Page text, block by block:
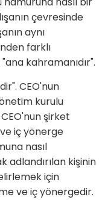
çevresinde
aynı
farklı
kahramanıdır".
CEO'nun
kurulu
şirket
iç yönerge
nasıl
adlandırılan kişinin
için
ve iç yönergedir.